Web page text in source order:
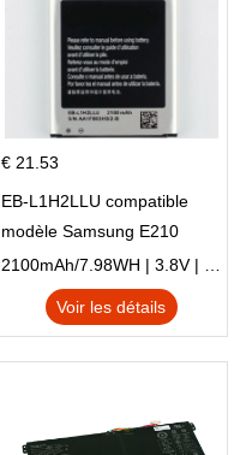
€ 21.53
EB-L1H2LLU compatible
modèle Samsung E210
E210K i939
2100mAh/7.98WH | 3.8V | Li-ion ...
Voir les détails